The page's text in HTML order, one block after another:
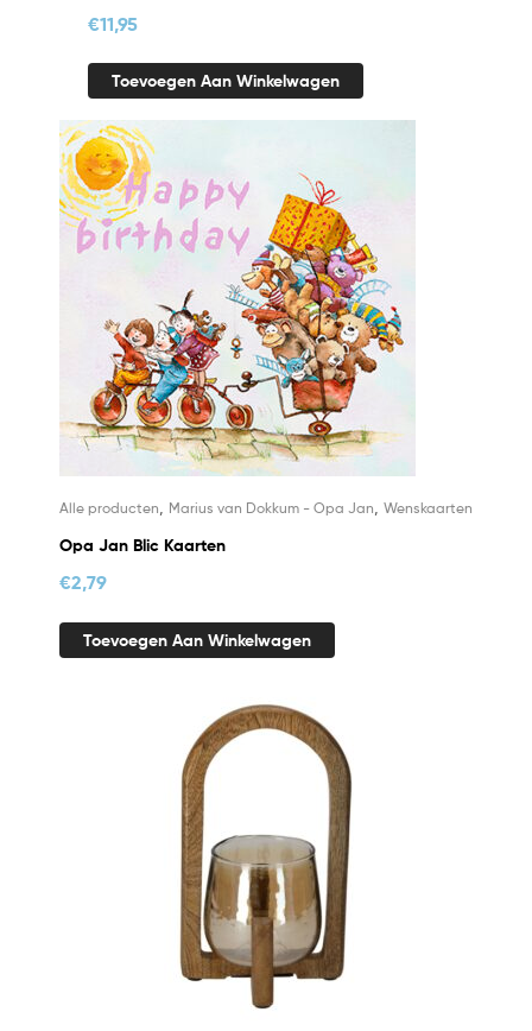
€11,95
Toevoegen Aan Winkelwagen
Alle producten Marius van Dokkum - Opa Jan Wenskaarten
Opa Jan Blic Kaarten
€2,79
Toevoegen Aan Winkelwagen